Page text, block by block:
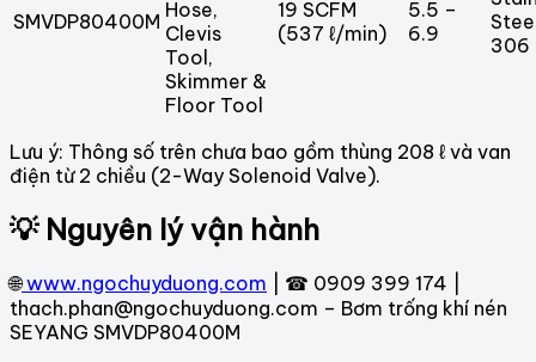
SMVDP80400M Hose,
Clevis
Tool,
Skimmer &
Floor Tool
19 SCFM
(537 ℓ/min)
5.5 –
6.9
306
Lưu ý: Thông số trên chưa bao gồm thùng 208 ℓ và van
điện từ 2 chiều (2-Way Solenoid Valve).
💡 Nguyên lý vận hành
🌐 www.ngochuyduong.com | ☎ 0909 399 174 |
thach.phan@ngochuyduong.com – Bơm trống khí nén
SEYANG SMVDP80400M